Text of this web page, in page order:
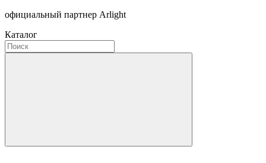
официальный партнер Arlight
Каталог